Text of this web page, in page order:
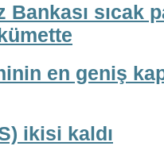
Bankası sıcak
en geniş
ikisi kaldı